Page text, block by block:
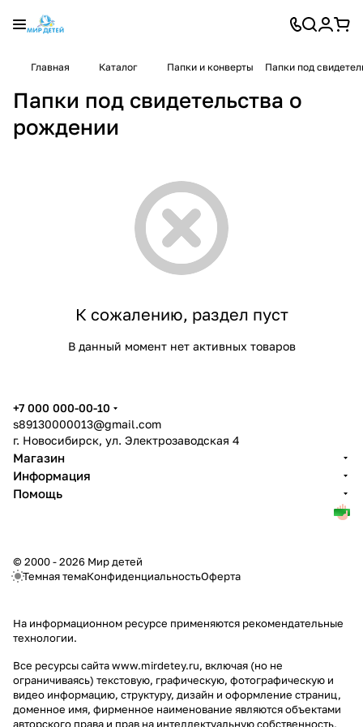
Главная Каталог Папки и конверты Папки под
Папки под свидетельства о
рождении
К сожалению, раздел пуст
В данный момент нет активных товаров
+7 000 000-00-10
s89130000013@gmail.com
г. Новосибирск, ул. Электрозаводская 4
Магазин
Информация
Помощь
© 2000 - 2026 Мир детей
Темная темаКонфиденциальностьОферта
На информационном ресурсе применяются рекомендательные
технологии.
Все ресурсы сайта www.mirdetey.ru, включая (но не
ограничиваясь) текстовую, графическую, фотографическую и
видео информацию, структуру, дизайн и оформление страниц,
доменное имя, фирменное наименование являются объектами
авторского права и прав на интеллектуальную собственность,